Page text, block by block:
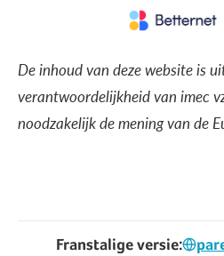
De inhoud van deze website is
verantwoordelijkheid van imec
noodzakelijk de mening van de
Franstalige versie: